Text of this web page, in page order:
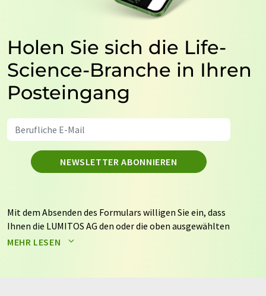
Holen Sie sich die Life-
Science-Branche in Ihren
Posteingang
NEWSLETTER ABONNIEREN
Mit dem Absenden des Formulars willigen Sie ein, dass
Ihnen die LUMITOS AG den oder die oben ausgewählten
Newsletter per E-Mail zusendet. Ihre Daten werden
auf Basis unsererDatenschutzerklärung. LUMITOS darf
MEHR LESEN